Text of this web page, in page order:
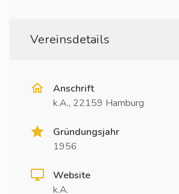
Vereinsdetails
Anschrift
k.A., 22159 Hamburg
Gründungsjahr
1956
Website
k.A.